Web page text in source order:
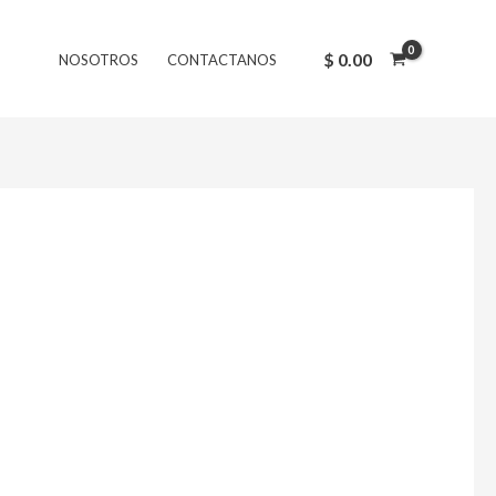
NOSOTROS CONTACTANOS $ 0.00